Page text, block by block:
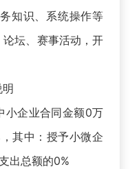
知识、系统操作等
坛、赛事活动，开
小企业合同金额0万
其中：授予小微企
出总额的0%